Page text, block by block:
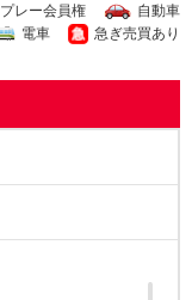
プレー会員権
自動車
電車
急ぎ売買あり